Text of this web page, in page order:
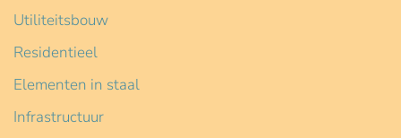
Utiliteitsbouw
Residentieel
Elementen in staal
Infrastructuur